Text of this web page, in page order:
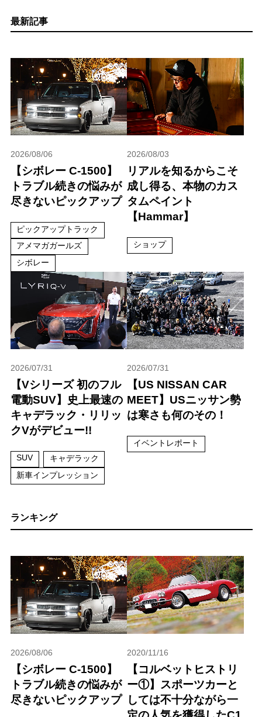
最新記事
2026/08/06
【シボレー C-1500】
トラブル続きの悩みが
尽きないピックアップ
ピックアップトラック
アメマガガールズ
シボレー
2026/08/03
リアルを知るからこそ
成し得る、本物のカス
タムペイント
【Hammar】
ショップ
2026/07/31
【Vシリーズ 初のフル
電動SUV】史上最速の
キャデラック・リリッ
クVがデビュー!!
SUV
キャデラック
新車インプレッション
2026/07/31
【US NISSAN CAR
MEET】USニッサン勢
は寒さも何のその！
イベントレポート
ランキング
2026/08/06
【シボレー C-1500】
トラブル続きの悩みが
尽きないピックアップ
2020/11/16
【コルベットヒストリ
ー①】スポーツカーと
しては不十分ながら一